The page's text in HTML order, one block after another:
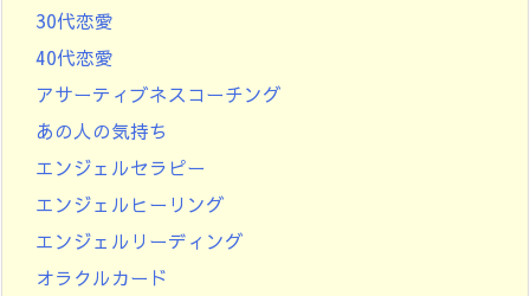
30代恋愛
40代恋愛
アサーティブネスコーチング
あの人の気持ち
エンジェルセラピー
エンジェルヒーリング
エンジェルリーディング
オラクルカード